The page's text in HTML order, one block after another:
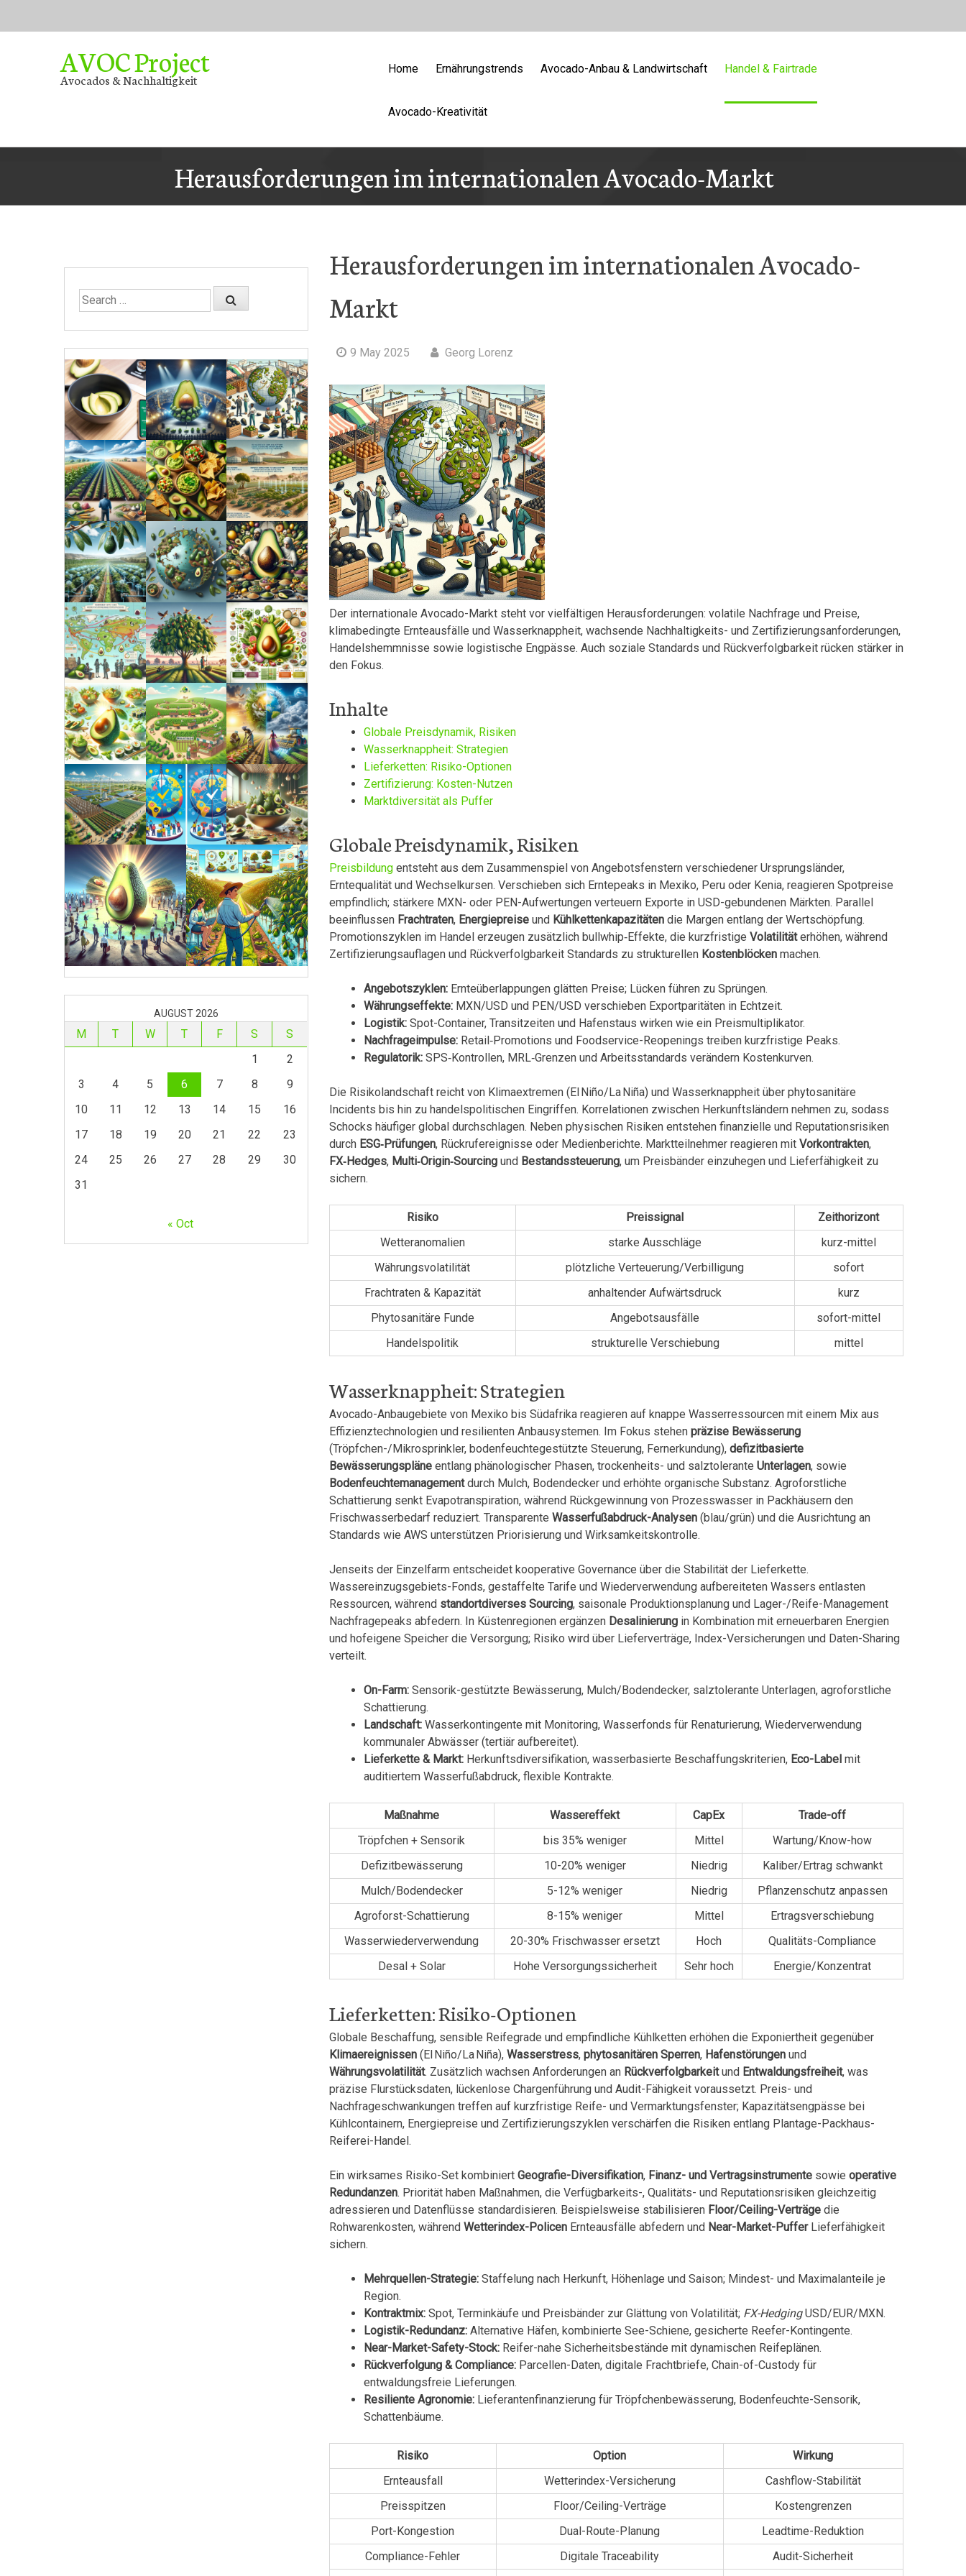
AVOC Project
Avocados & Nachhaltigkeit
Home Ernährungstrends Avocado-Anbau & Landwirtschaft Handel & Fairtrade
Avocado-Kreativität
Herausforderungen im internationalen Avocado-Markt
Search
for:
AUGUST 2026
M T W T F S
S
1
2
3
4 5 6 7 8
9
10
11 12 13 14 15
16
17
18 19 20 21 22
23
24
25 26 27 28 29
30
31
« Oct
Herausforderungen im internationalen Avocado-
Markt
9 May 2025 Georg Lorenz
Der internationale Avocado-Markt steht vor vielfältigen Herausforderungen: volatile Nachfrage und Preise,
klimabedingte Ernteausfälle und Wasserknappheit, wachsende Nachhaltigkeits- und Zertifizierungsanforderungen,
Handelshemmnisse sowie logistische Engpässe. Auch soziale Standards und Rückverfolgbarkeit rücken stärker in
den Fokus.
Inhalte
Globale Preisdynamik, Risiken
Wasserknappheit: Strategien
Lieferketten: Risiko-Optionen
Zertifizierung: Kosten-Nutzen
Marktdiversität als Puffer
Globale Preisdynamik, Risiken
Preisbildungentsteht aus dem Zusammenspiel von Angebotsfenstern verschiedener Ursprungsländer,
Erntequalität und Wechselkursen. Verschieben sich Erntepeaks in Mexiko, Peru oder Kenia, reagieren Spotpreise
empfindlich; stärkere MXN- oder PEN-Aufwertungen verteuern Exporte in USD-gebundenen Märkten. Parallel
beeinflussen Frachtraten, Energiepreiseund Kühlkettenkapazitätendie Margen entlang der Wertschöpfung.
Promotionszyklen im Handel erzeugen zusätzlich bullwhip‑Effekte, die kurzfristige Volatilitäterhöhen, während
Zertifizierungsauflagen und Rückverfolgbarkeit Standards zu strukturellen Kostenblöckenmachen.
Angebotszyklen:Ernteüberlappungen glätten Preise; Lücken führen zu Sprüngen.
Währungseffekte:MXN/USD und PEN/USD verschieben Exportparitäten in Echtzeit.
Logistik:Spot-Container, Transitzeiten und Hafenstaus wirken wie ein Preismultiplikator.
Nachfrageimpulse:Retail‑Promotions und Foodservice-Reopenings treiben kurzfristige Peaks.
Regulatorik:SPS‑Kontrollen, MRL‑Grenzen und Arbeitsstandards verändern Kostenkurven.
Die Risikolandschaft reicht von Klimaextremen (El Niño/La Niña) und Wasserknappheit über phytosanitäre
Incidents bis hin zu handelspolitischen Eingriffen. Korrelationen zwischen Herkunftsländern nehmen zu, sodass
Schocks häufiger global durchschlagen. Neben physischen Risiken entstehen finanzielle und Reputationsrisiken
durch ESG‑Prüfungen, Rückrufereignisse oder Medienberichte. Marktteilnehmer reagieren mit Vorkontrakten,
FX‑Hedges, Multi‑Origin‑Sourcingund Bestandssteuerung, um Preisbänder einzuhegen und Lieferfähigkeit zu
sichern.
Risiko Preissignal
Zeithorizont
Wetteranomalien
starke Ausschläge
kurz-mittel
Währungsvolatilität
plötzliche Verteuerung/Verbilligung
sofort
Frachtraten & Kapazität
anhaltender Aufwärtsdruck
kurz
Phytosanitäre Funde
Angebotsausfälle
sofort-mittel
Handelspolitik
strukturelle Verschiebung mittel
Wasserknappheit: Strategien
Avocado-Anbaugebiete von Mexiko bis Südafrika reagieren auf knappe Wasserressourcen mit einem Mix aus
Effizienztechnologien und resilienten Anbausystemen. Im Fokus stehen präzise Bewässerung
(Tröpfchen-/Mikrosprinkler, bodenfeuchtegestützte Steuerung, Fernerkundung), defizitbasierte
Bewässerungspläneentlang phänologischer Phasen, trockenheits- und salztolerante Unterlagen, sowie
Bodenfeuchtemanagementdurch Mulch, Bodendecker und erhöhte organische Substanz. Agroforstliche
Schattierung senkt Evapotranspiration, während Rückgewinnung von Prozesswasser in Packhäusern den
Frischwasserbedarf reduziert. Transparente Wasserfußabdruck-Analysen(blau/grün) und die Ausrichtung an
Standards wie AWS unterstützen Priorisierung und Wirksamkeitskontrolle.
Jenseits der Einzelfarm entscheidet kooperative Governance über die Stabilität der Lieferkette.
Wassereinzugsgebiets-Fonds, gestaffelte Tarife und Wiederverwendung aufbereiteten Wassers entlasten
Ressourcen, während standortdiverses Sourcing, saisonale Produktionsplanung und Lager-/Reife-Management
Nachfragepeaks abfedern. In Küstenregionen ergänzen Desalinierungin Kombination mit erneuerbaren Energien
und hofeigene Speicher die Versorgung; Risiko wird über Lieferverträge, Index-Versicherungen und Daten-Sharing
verteilt.
On-Farm:Sensorik-gestützte Bewässerung, Mulch/Bodendecker, salztolerante Unterlagen, agroforstliche
Schattierung.
Landschaft:Wasserkontingente mit Monitoring, Wasserfonds für Renaturierung, Wiederverwendung
kommunaler Abwässer (tertiär aufbereitet).
Lieferkette & Markt:Herkunftsdiversifikation, wasserbasierte Beschaffungskriterien, Eco-Labelmit
auditiertem Wasserfußabdruck, flexible Kontrakte.
Maßnahme Wassereffekt CapEx
Trade-off
Tröpfchen + Sensorik
bis 35% weniger Mittel
Wartung/Know-how
Defizitbewässerung
10-20% weniger Niedrig
Kaliber/Ertrag schwankt
Mulch/Bodendecker
5-12% weniger Niedrig
Pflanzenschutz anpassen
Agroforst-Schattierung
8-15% weniger Mittel
Ertragsverschiebung
Wasserwiederverwendung
20-30% Frischwasser ersetzt Hoch
Qualitäts-Compliance
Desal + Solar
Hohe Versorgungssicherheit Sehr hoch Energie/Konzentrat
Lieferketten: Risiko-Optionen
Globale Beschaffung, sensible Reifegrade und empfindliche Kühlketten erhöhen die Exponiertheit gegenüber
Klimaereignissen(El Niño/La Niña), Wasserstress, phytosanitären Sperren, Hafenstörungenund
Währungsvolatilität. Zusätzlich wachsen Anforderungen an Rückverfolgbarkeitund Entwaldungsfreiheit, was
präzise Flurstücksdaten, lückenlose Chargenführung und Audit-Fähigkeit voraussetzt. Preis- und
Nachfrageschwankungen treffen auf kurzfristige Reife- und Vermarktungsfenster; Kapazitätsengpässe bei
Kühlcontainern, Energiepreise und Zertifizierungszyklen verschärfen die Risiken entlang Plantage-Packhaus-
Reiferei-Handel.
Ein wirksames Risiko-Set kombiniert Geografie-Diversifikation, Finanz- und Vertragsinstrumentesowie operative
Redundanzen. Priorität haben Maßnahmen, die Verfügbarkeits-, Qualitäts- und Reputationsrisiken gleichzeitig
adressieren und Datenflüsse standardisieren. Beispielsweise stabilisieren Floor/Ceiling-Verträgedie
Rohwarenkosten, während Wetterindex-PolicenErnteausfälle abfedern und Near-Market-PufferLieferfähigkeit
sichern.
Mehrquellen-Strategie:Staffelung nach Herkunft, Höhenlage und Saison; Mindest- und Maximalanteile je
Region.
Kontraktmix:Spot, Terminkäufe und Preisbänder zur Glättung von Volatilität; FX-HedgingUSD/EUR/MXN.
Logistik-Redundanz:Alternative Häfen, kombinierte See-Schiene, gesicherte Reefer-Kontingente.
Near-Market-Safety-Stock:Reifer-nahe Sicherheitsbestände mit dynamischen Reifeplänen.
Rückverfolgung & Compliance:Parcellen-Daten, digitale Frachtbriefe, Chain-of-Custody für
entwaldungsfreie Lieferungen.
Resiliente Agronomie:Lieferantenfinanzierung für Tröpfchenbewässerung, Bodenfeuchte-Sensorik,
Schattenbäume.
Risiko Option
Wirkung
Ernteausfall
Wetterindex-Versicherung
Cashflow-Stabilität
Preisspitzen
Floor/Ceiling-Verträge
Kostengrenzen
Port-Kongestion
Dual-Route-Planung
Leadtime-Reduktion
Compliance-Fehler
Digitale Traceability
Audit-Sicherheit